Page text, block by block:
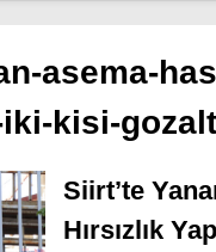
asema-
kisi-
Siirt’te
Hırsızlık